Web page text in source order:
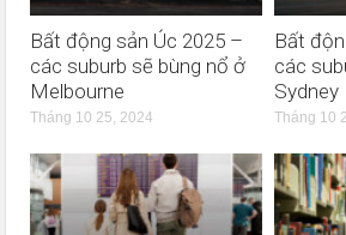
Bất động sản Úc 2025 –
các suburb sẽ bùng nổ ở
Melbourne
Tháng 10 25, 2024
Bất
các
Sydney
Tháng 10